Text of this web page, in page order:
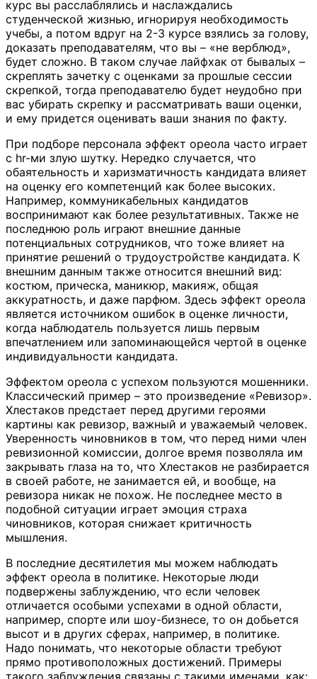
курс вы расслаблялись и наслаждались
студенческой жизнью, игнорируя необходимость
учебы, а потом вдруг на 2-3 курсе взялись за голову,
доказать преподавателям, что вы – «не верблюд»,
будет сложно. В таком случае лайфхак от бывалых –
скреплять зачетку с оценками за прошлые сессии
скрепкой, тогда преподавателю будет неудобно при
вас убирать скрепку и рассматривать ваши оценки,
и ему придется оценивать ваши знания по факту.
При подборе персонала эффект ореола часто играет
с hr-ми злую шутку. Нередко случается, что
обаятельность и харизматичность кандидата влияет
на оценку его компетенций как более высоких.
Например, коммуникабельных кандидатов
воспринимают как более результативных. Также не
последнюю роль играют внешние данные
потенциальных сотрудников, что тоже влияет на
принятие решений о трудоустройстве кандидата. К
внешним данным также относится внешний вид:
костюм, прическа, маникюр, макияж, общая
аккуратность, и даже парфюм. Здесь эффект ореола
является источником ошибок в оценке личности,
когда наблюдатель пользуется лишь первым
впечатлением или запоминающейся чертой в оценке
индивидуальности кандидата.
Эффектом ореола с успехом пользуются мошенники.
Классический пример – это произведение «Ревизор».
Хлестаков предстает перед другими героями
картины как ревизор, важный и уважаемый человек.
Уверенность чиновников в том, что перед ними член
ревизионной комиссии, долгое время позволяла им
закрывать глаза на то, что Хлестаков не разбирается
в своей работе, не занимается ей, и вообще, на
ревизора никак не похож. Не последнее место в
подобной ситуации играет эмоция страха
чиновников, которая снижает критичность
мышления.
В последние десятилетия мы можем наблюдать
эффект ореола в политике. Некоторые люди
подвержены заблуждению, что если человек
отличается особыми успехами в одной области,
например, спорте или шоу-бизнесе, то он добьется
высот и в других сферах, например, в политике.
Надо понимать, что некоторые области требуют
прямо противоположных достижений. Примеры
такого заблуждения связаны с такими именами, как: